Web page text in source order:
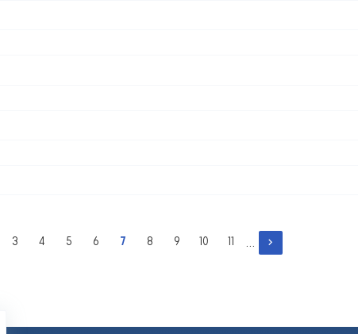
Сторінка
3 Сторінка
4 Сторінка
5 Сторінка
6
Поточна
7 Сторінка
8 Сторінка
9 Сторінка
10 Сторінка
11 …